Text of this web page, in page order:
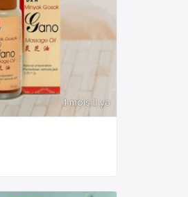
1 mois Il ya